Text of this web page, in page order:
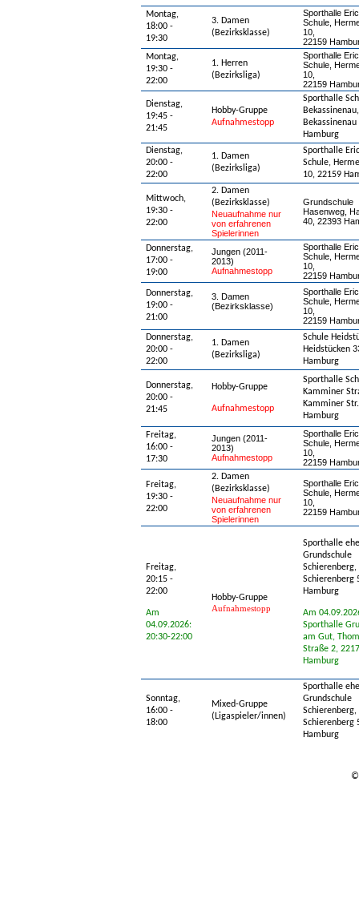
Montag,
18:00 -
19:30
3. Damen
(Bezirksklasse)
Sporthalle
Schule,
10,
22159
Montag,
19:30 -
22:00
1. Herren
(Bezirksliga)
Sporthalle
Schule,
10,
22159
Dienstag,
19:45 -
21:45
Hobby-Gruppe
Aufnahmestopp
Sporthalle
Bekassinenau,
Hamburg
Dienstag,
20:00 -
22:00
1. Damen
(Bezirksliga)
Sporthalle
Schule,
10, 22159
Mittwoch,
19:30 -
22:00
2. Damen
(Bezirksklasse)
Neuaufnahme nur
von erfahrenen
Spielerinnen
Grundschule
Hasenweg,
40, 22393
Donnerstag,
17:00 -
19:00
Jungen (2011-
2013)
Aufnahmestopp
Sporthalle
Schule,
10,
22159
Donnerstag,
19:00 -
21:00
3. Damen
(Bezirksklasse)
Sporthalle
Schule,
10,
22159
Donnerstag,
20:00 -
22:00
1. Damen
(Bezirksliga)
Schule
Heidstücken
Hamburg
Donnerstag,
20:00 -
21:45
Hobby-Gruppe
Aufnahmestopp
Sporthalle
Kamminer
Kamminer
Hamburg
Freitag,
16:00 -
17:30
Jungen (2011-
2013)
Aufnahmestopp
Sporthalle
Schule,
10,
22159
Freitag,
19:30 -
22:00
2. Damen
(Bezirksklasse)
Neuaufnahme nur
von erfahrenen
Spielerinnen
Sporthalle
Schule,
10,
22159
Freitag,
20:15 -
22:00
Am
04.09.2026:
20:30-22:00
Hobby-Gruppe
Aufnahmestopp
Sporthalle
Grundschule
Schierenberg,
Schierenberg
Hamburg
Am
Sporthalle
am Gut,
Straße 2,
Hamburg
Sonntag,
16:00 -
18:00
Mixed-Gruppe
(Ligaspieler/innen)
Sporthalle
Grundschule
Schierenberg,
Schierenberg
Hamburg
©